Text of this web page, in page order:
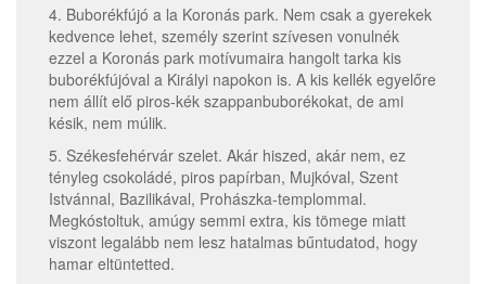
4. Buborékfújó a la Koronás park. Nem csak a gyerekek
kedvence lehet, személy szerint szívesen vonulnék
ezzel a Koronás park motívumaira hangolt tarka kis
buborékfújóval a Királyi napokon is. A kis kellék egyelőre
nem állít elő piros-kék szappanbuborékokat, de ami
késik, nem múlik.
5. Székesfehérvár szelet. Akár hiszed, akár nem, ez
tényleg csokoládé, piros papírban, Mujkóval, Szent
Istvánnal, Bazilikával, Prohászka-templommal.
Megkóstoltuk, amúgy semmi extra, kis tömege miatt
viszont legalább nem lesz hatalmas bűntudatod, hogy
hamar eltüntetted.